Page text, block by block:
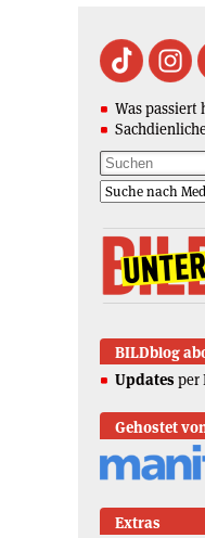
Was passiert
BILDblog
Updates per
Gehostet
Extras